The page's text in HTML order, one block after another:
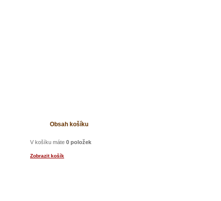
Obsah košíku
V košíku máte 0 položek
Zobrazit košík